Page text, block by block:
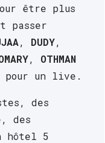
être plus
passer
, DUDY
, OTHMAN
des
des
hôtel 5